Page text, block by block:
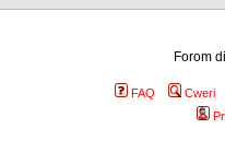
Forom
FAQ
Cweri